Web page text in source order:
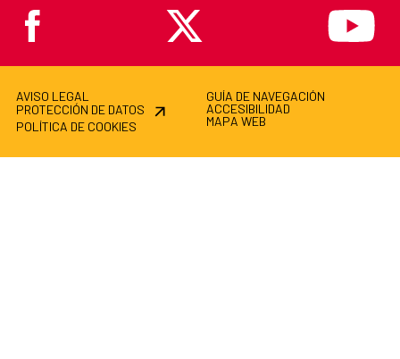
Facebook
X Youtube
AVISO LEGAL
PROTECCIÓN DE DATOS
POLÍTICA DE COOKIES
GUÍA DE NAVEGACIÓN
ACCESIBILIDAD
MAPA WEB